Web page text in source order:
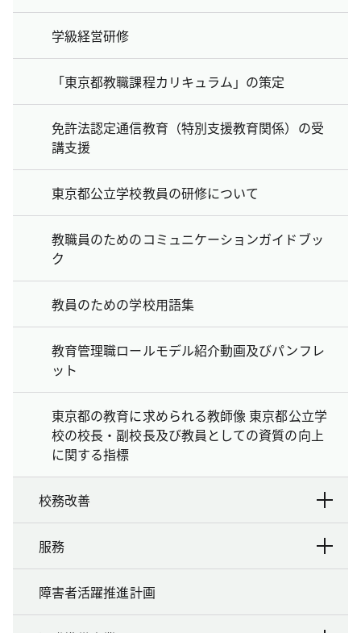
学級経営研修
「東京都教職課程カリキュラム」の策定
免許法認定通信教育（特別支援教育関係）の受
講支援
東京都公立学校教員の研修について
教職員のためのコミュニケーションガイドブッ
ク
教員のための学校用語集
教育管理職ロールモデル紹介動画及びパンフレ
ット
東京都の教育に求められる教師像 東京都公立学
校の校長・副校長及び教員としての資質の向上
に関する指標
校務改善
服務
障害者活躍推進計画